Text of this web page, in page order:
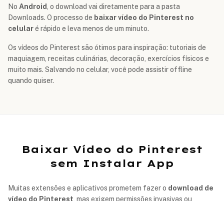
No Android , o download vai diretamente para a pasta
Downloads. O processo de baixar vídeo do Pinterest no
celularé rápido e leva menos de um minuto.
Os vídeos do Pinterest são ótimos para inspiração: tutoriais de
maquiagem, receitas culinárias, decoração, exercícios físicos e
muito mais. Salvando no celular, você pode assistir offline
quando quiser.
Baixar Vídeo do Pinterest
sem Instalar App
Muitas extensões e aplicativos prometem fazer o download de
vídeo do Pinterest , mas exigem permissões invasivas ou